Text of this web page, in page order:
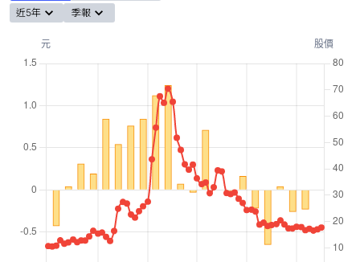
近5年 季報